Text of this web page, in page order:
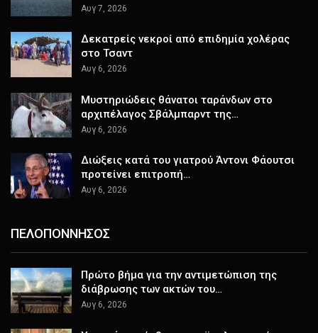
Αυγ 7, 2026
Δεκατρείς νεκροί από επιδημία χολέρας
στο Τσαντ
Αυγ 6, 2026
Μυστηριώδεις θάνατοι ταράνδων στο
αρχιπέλαγος Σβάλμπαρντ της…
Αυγ 6, 2026
Διώξεις κατά του γιατρού Άντονι Φάουτσι
προτείνει επιτροπή…
Αυγ 6, 2026
ΠΕΛΟΠΟΝΝΗΣΟΣ
Πρώτο βήμα για την αντιμετώπιση της
διάβρωσης των ακτών του…
Αυγ 6, 2026